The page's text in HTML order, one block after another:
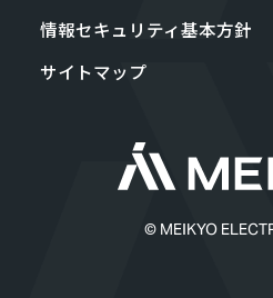
情報セキュリティ基本方針
サイトマップ
© MEIKYO